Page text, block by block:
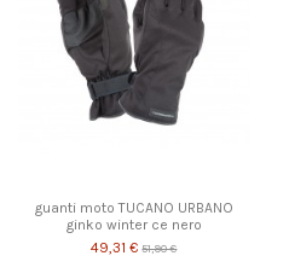
guanti moto TUCANO URBANO
ginko winter ce nero
49,31 € 51,90 €